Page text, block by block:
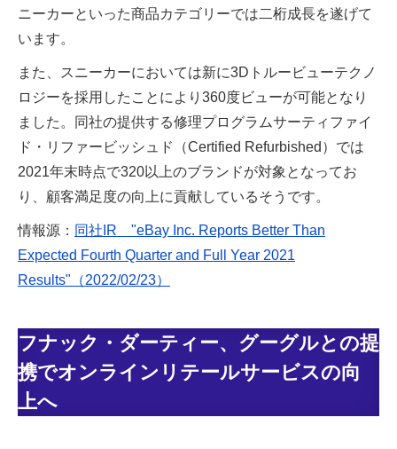
ニーカーといった商品カテゴリーでは二桁成長を遂げて
います。
また、スニーカーにおいては新に3Dトルービューテクノ
ロジーを採用したことにより360度ビューが可能となり
ました。同社の提供する修理プログラムサーティファイ
ド・リファービッシュド（Certified Refurbished）では
2021年末時点で320以上のブランドが対象となってお
り、顧客満足度の向上に貢献しているそうです。
情報源： 同社IR "eBay Inc. Reports Better Than
Expected Fourth Quarter and Full Year 2021
Results"（2022/02/23）
フナック・ダーティー、グーグルとの提
携でオンラインリテールサービスの向
上へ